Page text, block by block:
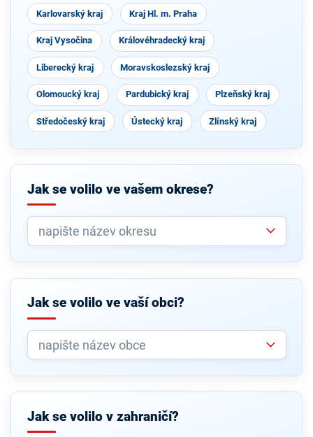
Karlovarský kraj Kraj Hl. m. Praha
Kraj Vysočina Královéhradecký kraj
Liberecký kraj Moravskoslezský kraj
Olomoucký kraj Pardubický kraj Plzeňský kraj
Středočeský kraj Ústecký kraj Zlínský kraj
Jak se volilo ve vašem okrese?
Jak se volilo ve vaší obci?
Jak se volilo v zahraničí?